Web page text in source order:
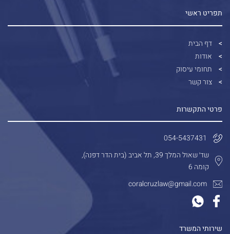
תפריט ראשי
דף הבית
אודות
תחומי עיסוק
צור קשר
שירותי המשרד
פרטי התקשרות
054-5437431
שד׳ שאול המלך 39, תל אביב (בית הדר דפנה),
קומה 6
coralcruzlaw@gmail.com